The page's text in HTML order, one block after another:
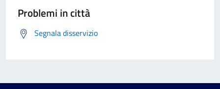
Problemi in città
Segnala disservizio